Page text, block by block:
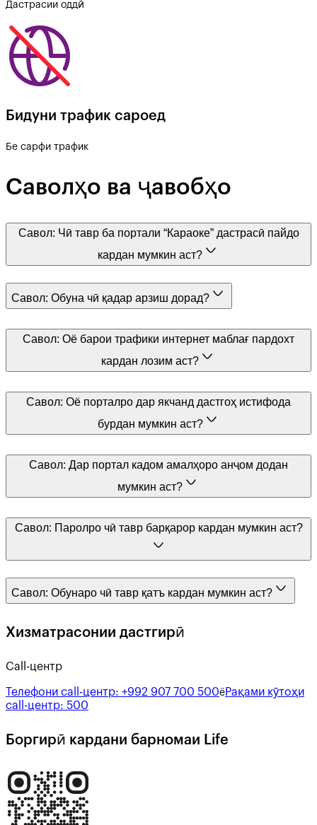
Дастрасии оддӣ
Бидуни трафик сароед
Бе сарфи трафик
Саволҳо ва ҷавобҳо
Савол: Чӣ тавр ба портали “Караоке” дастрасӣ пайдо
кардан мумкин аст?
Савол: Обуна чӣ қадар арзиш дорад?
Савол: Оё барои трафики интернет маблағ пардохт
кардан лозим аст?
Савол: Оё порталро дар якчанд дастгоҳ истифода
бурдан мумкин аст?
Савол: Дар портал кадом амалҳоро анҷом додан
мумкин аст?
Савол: Паролро чӣ тавр барқарор кардан мумкин аст?
Савол: Обунаро чӣ тавр қатъ кардан мумкин аст?
Хизматрасонии дастгирӣ
Call-центр
Телефони call-центр: +992 907 700 500ёРақами кӯтоҳи
call-центр: 500
Боргирӣ кардани барномаи Life